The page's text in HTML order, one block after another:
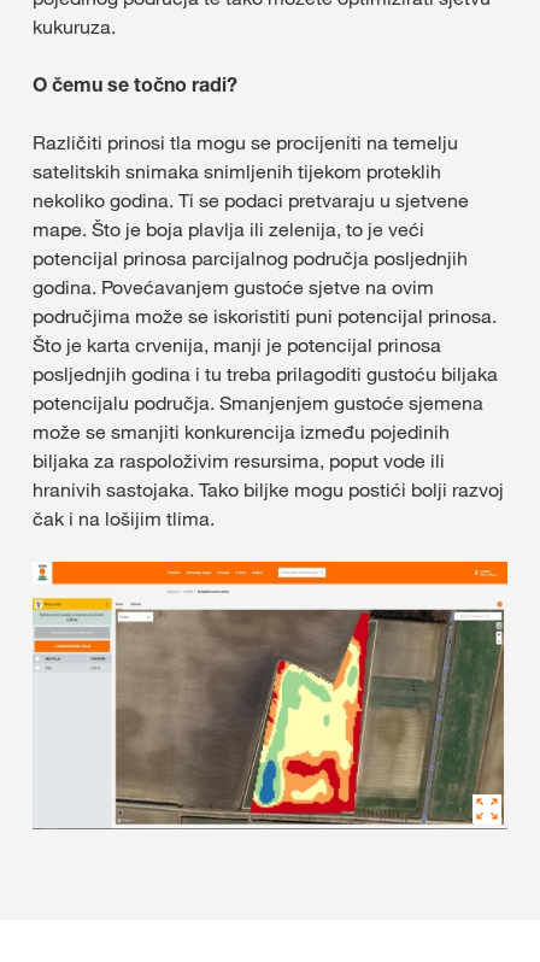
kukuruza.
O čemu se točno radi?
Različiti prinosi tla mogu se procijeniti na temelju
satelitskih snimaka snimljenih tijekom proteklih
nekoliko godina. Ti se podaci pretvaraju u sjetvene
mape. Što je boja plavlja ili zelenija, to je veći
potencijal prinosa parcijalnog područja posljednjih
godina. Povećavanjem gustoće sjetve na ovim
područjima može se iskoristiti puni potencijal prinosa.
Što je karta crvenija, manji je potencijal prinosa
posljednjih godina i tu treba prilagoditi gustoću biljaka
potencijalu područja. Smanjenjem gustoće sjemena
može se smanjiti konkurencija između pojedinih
biljaka za raspoloživim resursima, poput vode ili
hranivih sastojaka. Tako biljke mogu postići bolji razvoj
čak i na lošijim tlima.